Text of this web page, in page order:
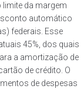
limite da margem
automático
federais. Esse
45%, dos quais
a amortização de
de crédito. O
de despesas